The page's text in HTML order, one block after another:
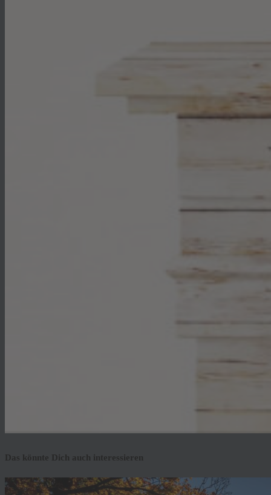
Das könnte Dich auch interessieren